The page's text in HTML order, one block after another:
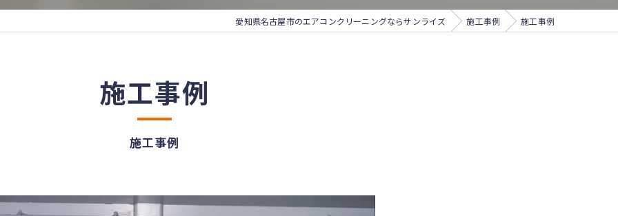
愛知県名古屋市のエアコンクリーニングならサンライズ 施工事例 施工事例
施工事例
施工事例